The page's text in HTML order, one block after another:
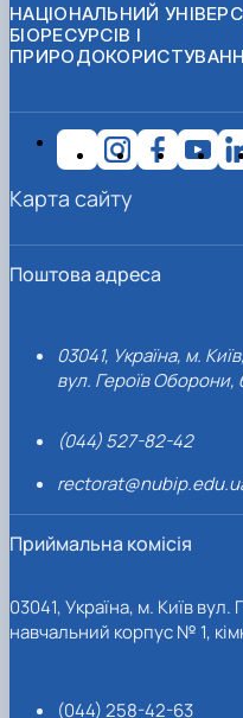
НАЦІОНАЛЬНИЙ
БІОРЕСУРСІВ І
Поштова адреса
03041, Україна, м. Київ,
вул. Героїв Оборони,
(044) 527-82-42
Приймальна комісія
03041, Україна, м. Київ
навчальний корпус № 1,
(044) 258-42-63
Карта сайту